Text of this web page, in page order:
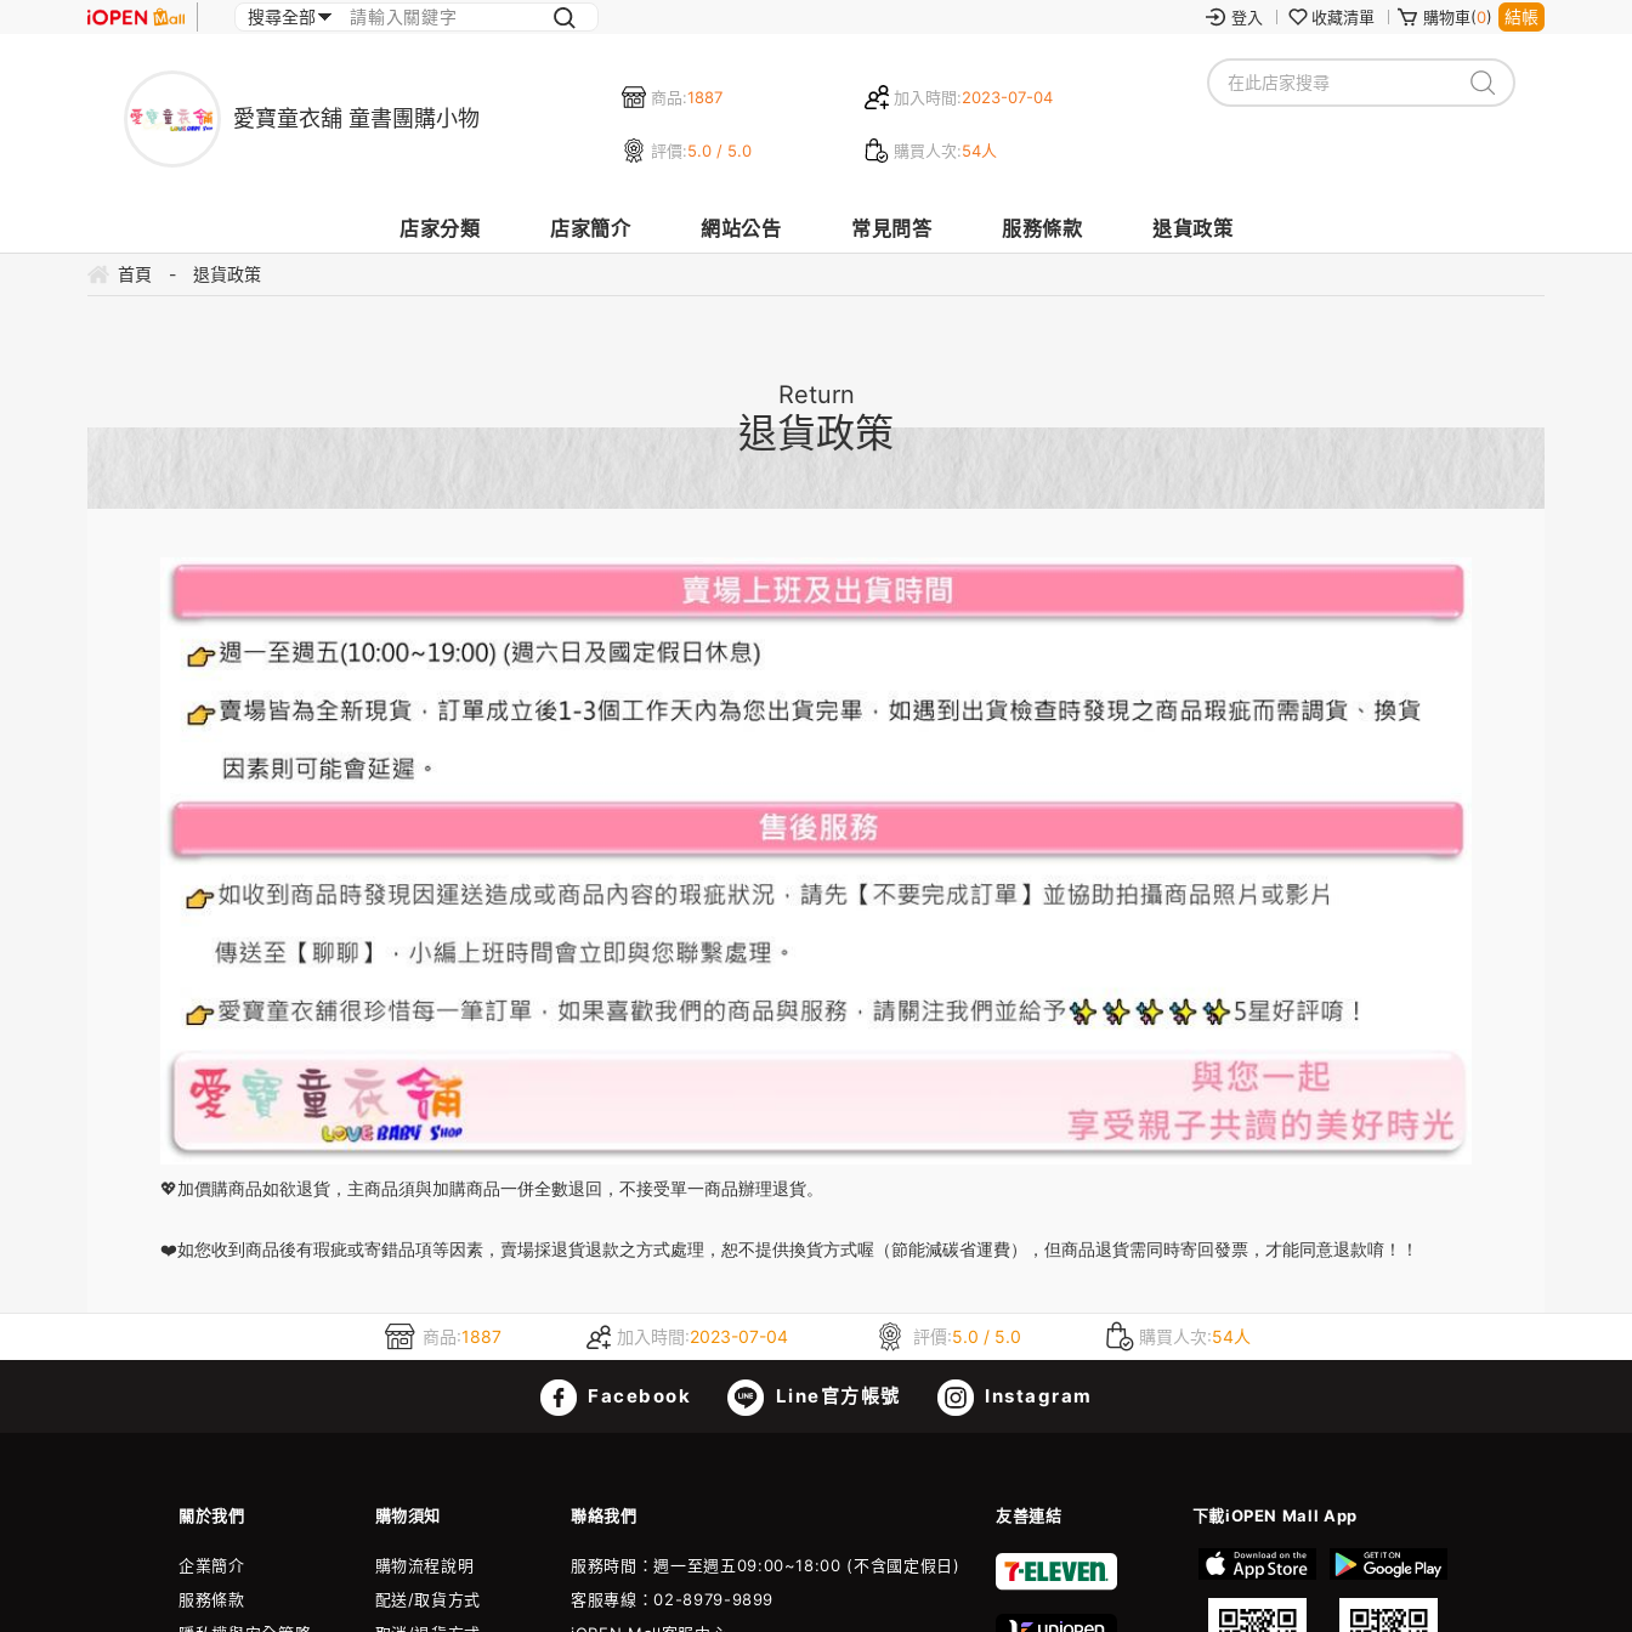
登入 收藏清單 購物車(0) 結帳
商品:1887 加入時間:2023-07-04
評價:5.0 / 5.0 購買人次:54人
愛寶童衣舖 童書團購小物
店家分類 店家簡介 網站公告 常見問答 服務條款 退貨政策
首頁 - 退貨政策
Return
退貨政策
💖加價購商品如欲退貨，主商品須與加購商品一併全數退回，不接受單一商品辦理退貨。
❤️如您收到商品後有瑕疵或寄錯品項等因素，賣場採退貨退款之方式處理，恕不提供換貨方式喔（節能減碳省運費），但商品退貨需同時寄回發票，才能同意退款唷！！
商品:1887 加入時間:2023-07-04 評價:5.0 / 5.0 購買人次:54人
Facebook Line官方帳號 Instagram
關於我們 購物須知 聯絡我們 友善連結 下載iOPEN Mall App
企業簡介
服務條款
購物流程說明
配送/取貨方式
服務時間：週一至週五09:00~18:00 (不含國定假日)
客服專線：02-8979-9899